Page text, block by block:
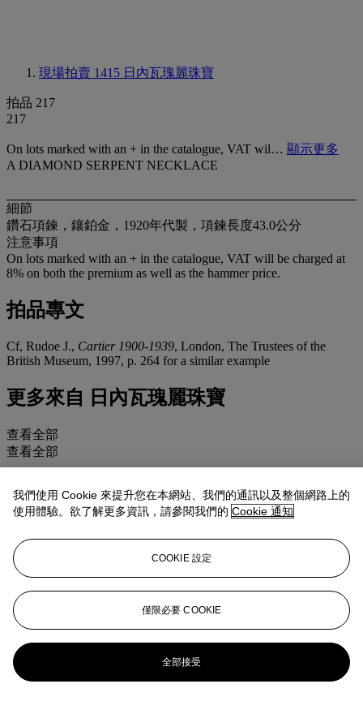
現場拍賣 1415 日內瓦瑰麗珠寶
拍品 217
217
On lots marked with an + in the catalogue, VAT wil… 顯示更多
A DIAMOND SERPENT NECKLACE
細節
鑽石項鍊，鑲鉑金，1920年代製，項鍊長度43.0公分
注意事項
On lots marked with an + in the catalogue, VAT will be charged at
8% on both the premium as well as the hammer price.
拍品專文
Cf, Rudoe J., Cartier 1900-1939, London, The Trustees of the
British Museum, 1997, p. 264 for a similar example
更多來自 日內瓦瑰麗珠寶
查看全部
查看全部
我們使用 Cookie 來提升您在本網站、我們的通訊以及整個網路上的
使用體驗。欲了解更多資訊，請參閱我們的 Cookie 通知
COOKIE 設定
僅限必要 COOKIE
全部接受